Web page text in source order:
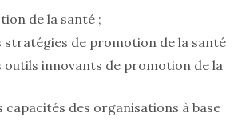
de la santé ;
stratégies de promotion de la santé
outils innovants de promotion de la
des organisations à base